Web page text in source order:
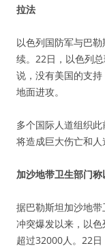
拉法
以色列国防军与巴
续。22日，以色列
说，没有美国的支
地面进攻。
多个国际人道组织
将造成巨大伤亡和人
加沙地带卫生部门
据巴勒斯坦加沙地
冲突爆发以来，以
超过32000人。22